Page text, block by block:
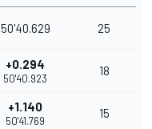
50'40.629 25
+0.294
50'40.923
18
+1.140
50'41.769
15